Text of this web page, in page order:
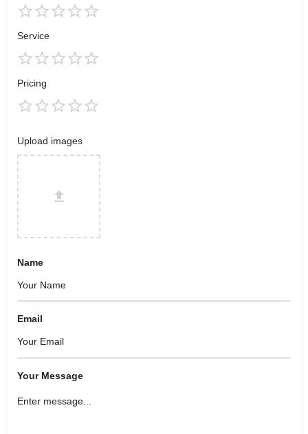
Service
Pricing
Upload images
Name
Email
Your Message